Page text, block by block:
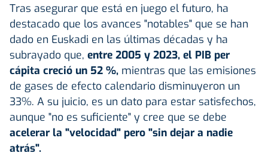
Tras asegurar que está en juego el futuro, ha
destacado que los avances "notables" que se han
dado en Euskadi en las últimas décadas y ha
subrayado que, entre 2005 y 2023, el PIB per
cápita creció un 52 %, mientras que las emisiones
de gases de efecto calendario disminuyeron un
33%. A su juicio, es un dato para estar satisfechos,
aunque "no es suficiente" y cree que se debe
acelerar la "velocidad" pero "sin dejar a nadie
atrás".